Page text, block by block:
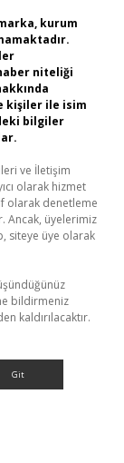
kurum
niteliği
kişiler ile isim
bilgiler
ve İletişim
olarak hizmet
olarak denetleme
Ancak, üyelerimiz
siteye üye olarak
bildirmeniz
kaldırılacaktır.